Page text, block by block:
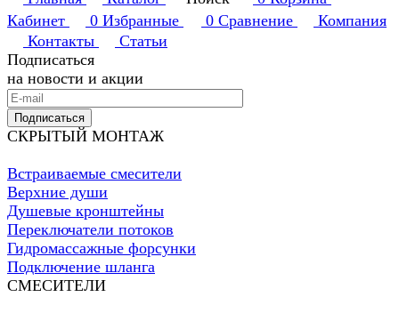
Кабинет
0 Избранные 0 Сравнение
Компания
Контакты
Статьи
Подписаться
на новости и акции
Подписаться
СКРЫТЫЙ МОНТАЖ
Встраиваемые смесители
Верхние души
Душевые кронштейны
Переключатели потоков
Гидромассажные форсунки
Подключение шланга
СМЕСИТЕЛИ